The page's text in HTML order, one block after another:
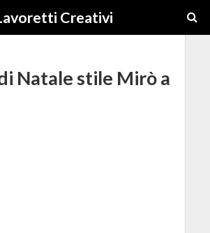
Creativi
Natale stile Mirò a